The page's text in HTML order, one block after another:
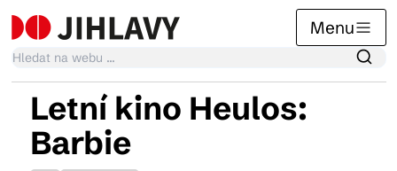
Menu
Kalendář akcí
Letní kino Heulos:
Barbie